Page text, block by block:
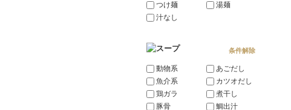
つけ麺
汁なし
湯麺
条件解除
動物系
魚介系
鶏ガラ
豚骨
あごだし
カツオだし
煮干し
鯛出汁